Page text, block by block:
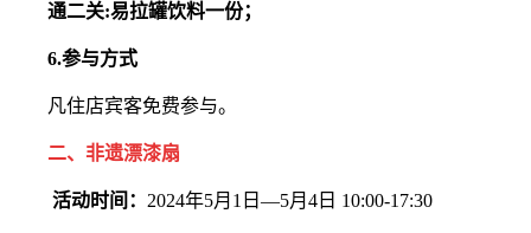
通二关:易拉罐饮料一份；
6.参与方式
凡住店宾客免费参与。
二、非遗漂漆扇
活动时间： 2024年5月1日—5月4日 10:00-17:30